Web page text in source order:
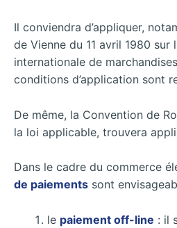
Il conviendra d’appliquer,
de Vienne du 11 avril 1980
internationale de
conditions d’application sont
De même, la Convention de
la loi applicable, trouvera
Dans le cadre du commerce
de paiements sont
le paiement off-line : il